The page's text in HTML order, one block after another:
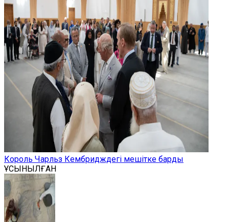
Король Чарльз Кембридждегі мешітке барды
ҰСЫНЫЛҒАН